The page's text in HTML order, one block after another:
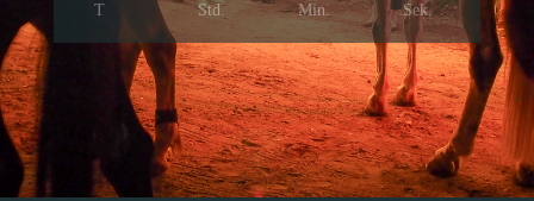
T Std. Min. Sek.